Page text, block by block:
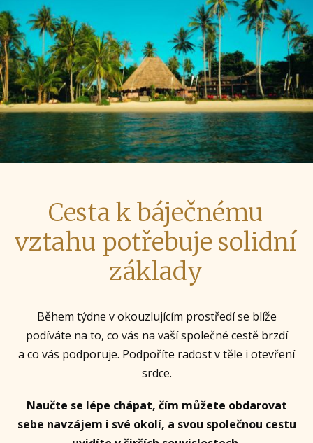
Cesta k báječnému
vztahu potřebuje solidní
základy
Během týdne v okouzlujícím prostředí se blíže
podíváte na to, co vás na vaší společné cestě brzdí
a co vás podporuje. Podpoříte radost v těle i otevření
srdce.
Naučte se lépe chápat, čím můžete obdarovat
sebe navzájem i své okolí, a svou společnou cestu